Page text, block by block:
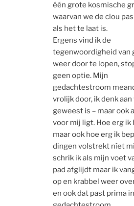
één grote kosmische
waarvan we de clou
als het te laat is.
Ergens vind ik de
tegenwoordigheid van
weer door te lopen,
geen optie. Mijn
gedachtestroom
vrolijk door, ik denk aan
geweest is – maar ook
voor mij ligt. Hoe erg ik
maar ook hoe erg ik
dingen volstrekt níet
schrik ik als mijn voet
pad afglijdt maar ik
op en krabbel weer
en ook dat past prima